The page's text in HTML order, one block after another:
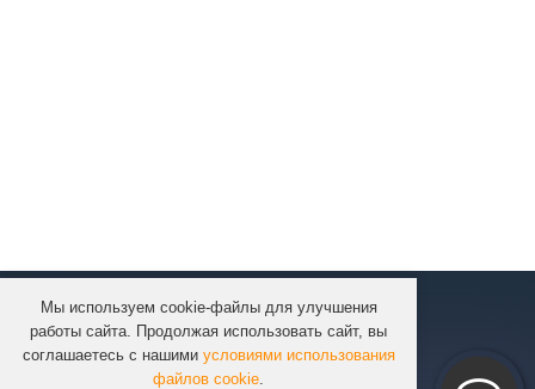
Мы используем cookie-файлы для улучшения
работы сайта. Продолжая использовать сайт, вы
соглашаетесь с нашими условиями использования
файлов cookie.
КОМПАНИЯ
КАТАЛОГ
УСЛУГИ